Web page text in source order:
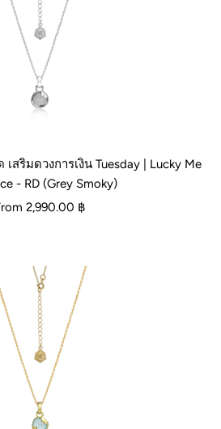
สริมดวงการเงิน Tuesday | Lucky Me
- RD (Grey Smoky)
2,990.00 ฿